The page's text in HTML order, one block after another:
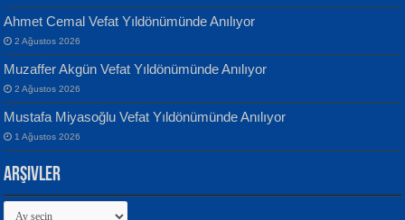
EKREM KARABABA
Yaralı Şiir...
İsmail Aydos
İnkisar...
Ahmet Cemal Vefat Yıldönümünde Anılıyor
2 Ağustos 2026
Muzaffer Akgün Vefat Yıldönümünde Anılıyor
2 Ağustos 2026
Mustafa Miyasoğlu Vefat Yıldönümünde Anılıyor
1 Ağustos 2026
Arşivler
Arşivler